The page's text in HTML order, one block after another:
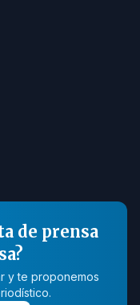
de prensa
y te proponemos